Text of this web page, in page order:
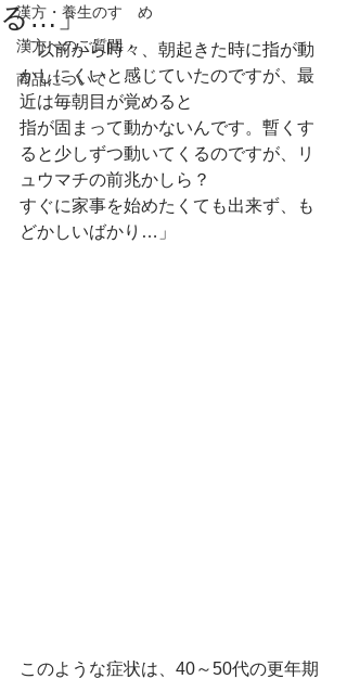
漢方・養生のすゝめ
漢方へのご質問
商品について
る…」
「以前から時々、朝起きた時に指が動
かしにくいと感じていたのですが、最
近は毎朝目が覚めると
指が固まって動かないんです。暫くす
ると少しずつ動いてくるのですが、リ
ュウマチの前兆かしら？
すぐに家事を始めたくても出来ず、も
どかしいばかり…」
このような症状は、40～50代の更年期